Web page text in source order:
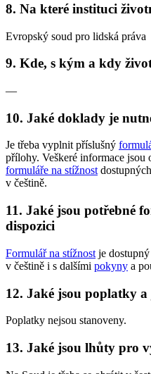
8. Na které instituci
Evropský soud pro lidská práva
9. Kde, s kým a kdy
—
10. Jaké doklady je
Je třeba vyplnit příslušný
přílohy. Veškeré informace jsou
formuláře na stížnost
v češtině.
11. Jaké jsou potřebné
dispozici
Formulář na stížnost je dostupný
v češtině i s dalšími pokyny a
12. Jaké jsou poplatky
Poplatky nejsou stanoveny.
13. Jaké jsou lhůty pro